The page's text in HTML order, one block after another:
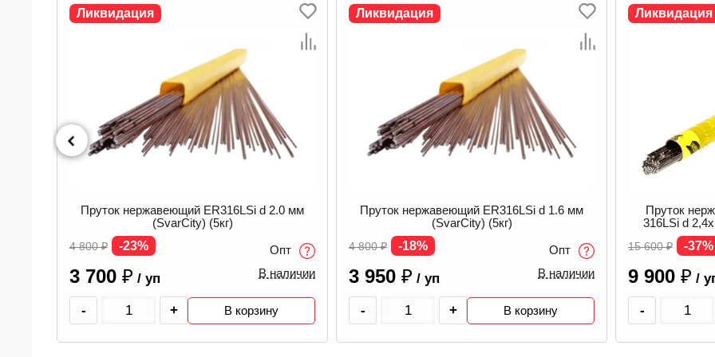
Ликвидация
Пруток нержавеющий ER316LSi d 1.6 мм
(SvarCity) (5кг)
4 800 -18%
3 950₽/ уп
Опт
В наличии
+ В корзину
Ликвидация
Пруток нержавеющий ESAB OK Tigrod
316LSi d 2,4х1000 мм (5 кг) 163224R150
15 600 ₽ -37%
9 900₽/ уп
Опт
В наличии
+ В корзину
Пруток
4 800 ₽ -27%
3 495 /